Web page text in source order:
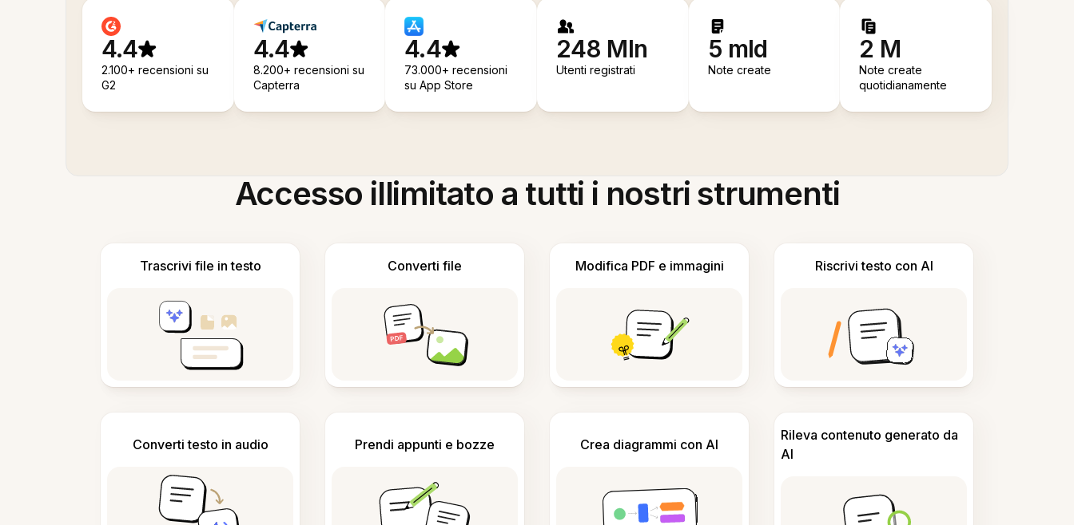
4.4
2.100+ recensioni su
G2
4.4
8.200+ recensioni su
Capterra
4.4
73.000+ recensioni
su App Store
248 Mln
Utenti registrati
5 mld
Note create
2 M
Note create
quotidianamente
Accesso illimitato a tutti i nostri strumenti
Trascrivi file in testo Converti file Modifica PDF e immagini Riscrivi testo con AI
Converti testo in audio Prendi appunti e bozze Crea diagrammi con AI
Rileva contenuto generato da
AI